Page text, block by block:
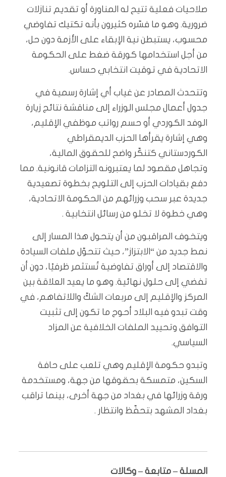
صلاحيات فعلية تتيح له المناورة أو تقديم تنازلات
ضرورية. وهو ما فسّره كثيرون بأنه تكتيك تفاوضي
محسوب، يستبطن نية الإبقاء على الأزمة دون حل،
من أجل استخدامها كورقة ضغط على الحكومة
الاتحادية في توقيت انتخابي حساس.
وتتحدث المصادر عن غياب أي إشارة رسمية في
جدول أعمال مجلس الوزراء إلى مناقشة نتائج زيارة
الوفد الكوردي أو حسم رواتب موظفي الإقليم،
وهي إشارة يقرأها الحزب الديمقراطي
الكوردستاني كتنكّر واضح للحقوق المالية،
وتجاهل مقصود لما يعتبرونه التزامات قانونية. مما
دفع بقيادات الحزب إلى التلويح بخطوة تصعيدية
جديدة عبر سحب وزرائهم من الحكومة الاتحادية،
وهي خطوة لا تخلو من رسائل انتخابية .
ويتخوف المراقبون من أن يتحول هذا المسار إلى
نمط جديد من “الابتزاز”، حيث تتحوّل ملفات السيادة
والاقتصاد إلى أوراق تفاوضية تُستثمر ظرفيًا، دون أن
تفضي إلى حلول نهائية. وهو ما يعيد العلاقة بين
المركز والإقليم إلى مربعات الشكّ واللاتفاهم، في
وقت تبدو فيه البلاد أحوج ما تكون إلى تثبيت
التوافق وتحييد الملفات الخلافية عن المزاد
السياسي.
وتبدو حكومة الإقليم وهي تلعب على حافة
السكين، متمسكة بحقوقها من جهة، ومستخدمة
ورقة وزرائها في بغداد من جهة أخرى، بينما تراقب
بغداد المشهد بتحفّظ وانتظار .
المسلة – متابعة – وكالات